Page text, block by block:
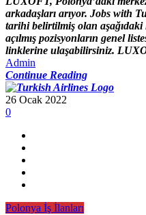
arkadaşları arıyor. Jobs with
tarihi belirtilmiş olan
açılmış pozisyonların genel
linklerine ulaşabilirsiniz.
Admin
Continue Reading
26 Ocak 2022
0
Polonya İş İlanları